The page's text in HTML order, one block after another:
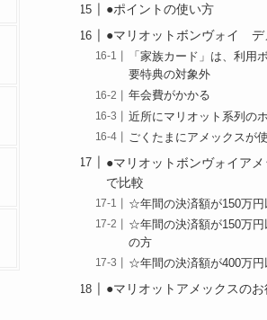
●ポイントの使い方
●マリオットボンヴォイ デ
「家族カード」は、利用
要特典の対象外
年会費がかかる
近所にマリオット系列の
ごくたまにアメックスが
●マリオットボンヴォイア
で比較
☆年間の決済額が150万円
☆年間の決済額が150万円
の方
☆年間の決済額が400万
●マリオットアメックスの